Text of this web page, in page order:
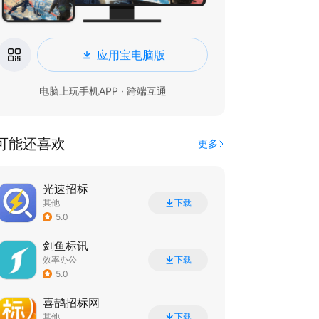
应用宝电脑版
电脑上玩手机APP · 跨端互通
能还喜欢 更多
光速招标
其他
5.0
下载
剑鱼标讯
效率办公
5.0
下载
喜鹊招标网
其他 下载